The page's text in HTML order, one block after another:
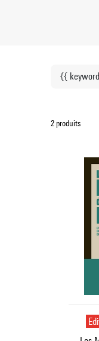
{{
2 produits